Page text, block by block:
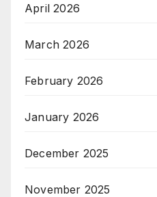
April 2026
March 2026
February 2026
January 2026
December 2025
November 2025